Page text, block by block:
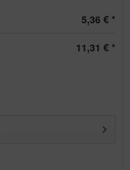
5,36 € *
11,31 € *